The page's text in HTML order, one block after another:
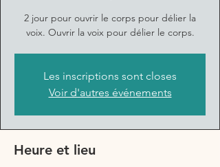
2 jour pour ouvrir le corps pour délier la
voix. Ouvrir la voix pour délier le corps.
Les inscriptions sont closes
Voir d'autres événements
Heure et lieu